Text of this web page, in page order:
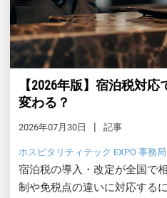
【2026年版】宿泊税対
変わる？
2026年07月30日 記事
ホスピタリティテック EXPO 事務局
宿泊税の導入・改定が全国で
制や免税点の違いに対応する